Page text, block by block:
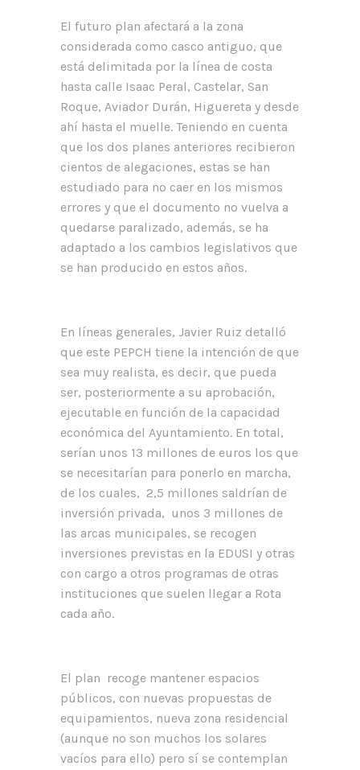
El futuro plan afectará a la zona
considerada como casco antiguo, que
está delimitada por la línea de costa
hasta calle Isaac Peral, Castelar, San
Roque, Aviador Durán, Higuereta y desde
ahí hasta el muelle. Teniendo en cuenta
que los dos planes anteriores recibieron
cientos de alegaciones, estas se han
estudiado para no caer en los mismos
errores y que el documento no vuelva a
quedarse paralizado, además, se ha
adaptado a los cambios legislativos que
se han producido en estos años.
En líneas generales, Javier Ruiz detalló
que este PEPCH tiene la intención de que
sea muy realista, es decir, que pueda
ser, posteriormente a su aprobación,
ejecutable en función de la capacidad
económica del Ayuntamiento. En total,
serían unos 13 millones de euros los que
se necesitarían para ponerlo en marcha,
de los cuales, 2,5 millones saldrían de
inversión privada, unos 3 millones de
las arcas municipales, se recogen
inversiones previstas en la EDUSI y otras
con cargo a otros programas de otras
instituciones que suelen llegar a Rota
cada año.
El plan recoge mantener espacios
públicos, con nuevas propuestas de
equipamientos, nueva zona residencial
(aunque no son muchos los solares
vacíos para ello) pero sí se contemplan